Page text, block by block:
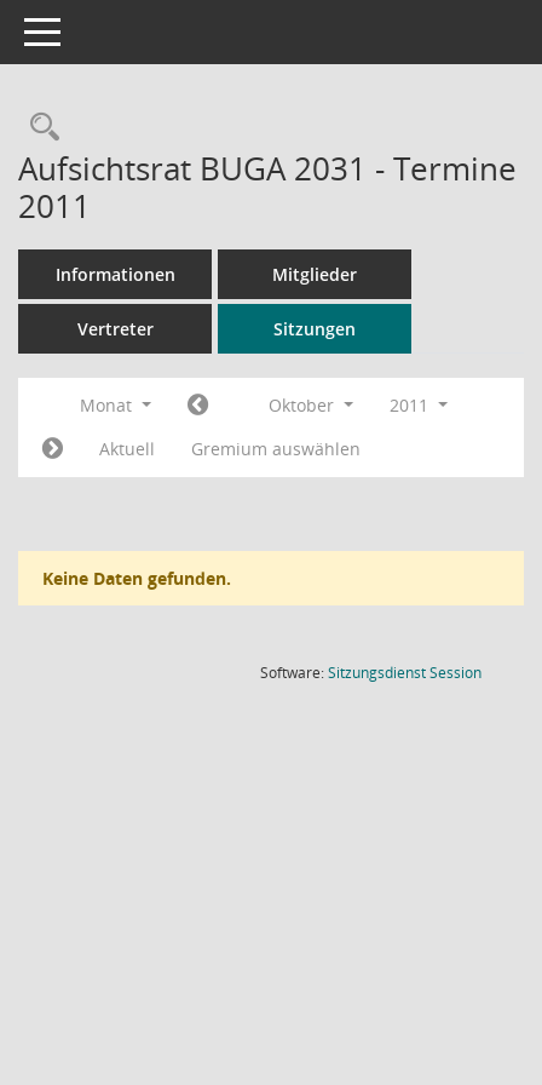
Toggle navigation
Rechercheauswahl
Aufsichtsrat BUGA 2031 - Termine
2011
Informationen Mitglieder
Vertreter Sitzungen
Monat Oktober
2011
Aktuell
Gremium auswählen
Keine Daten gefunden.
Software:SitzungsdienstSession(Wird in